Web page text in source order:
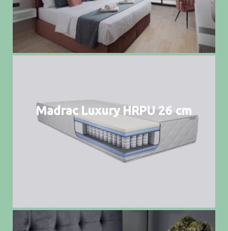
Madrac Luxury HRPU 26 cm